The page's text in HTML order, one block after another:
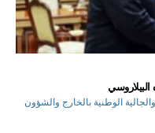
الوطنية بالخارج والشؤون